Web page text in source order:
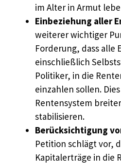
im Alter in Armut
Einbeziehung aller
weiterer wichtiger
Forderung, dass alle
einschließlich
Politiker, in die
einzahlen sollen.
Rentensystem
stabilisieren.
Berücksichtigung
Petition schlägt vor,
Kapitalerträge in die